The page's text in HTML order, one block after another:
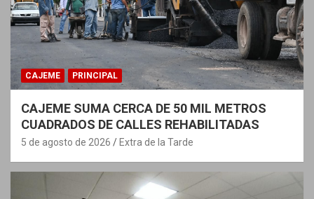
CAJEME PRINCIPAL
CAJEME SUMA CERCA DE 50 MIL METROS
CUADRADOS DE CALLES REHABILITADAS
5 de agosto de 2026 Extra de la Tarde